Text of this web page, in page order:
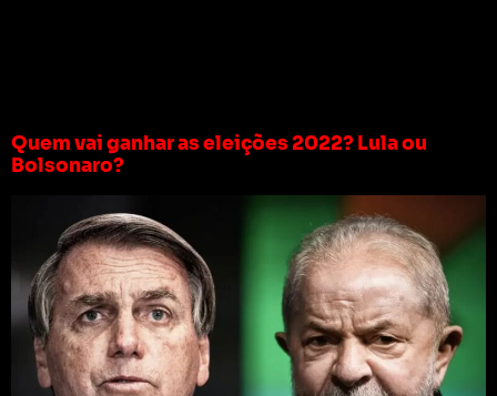
Quem vai ganhar as eleições 2022? Lula ou
Bolsonaro?